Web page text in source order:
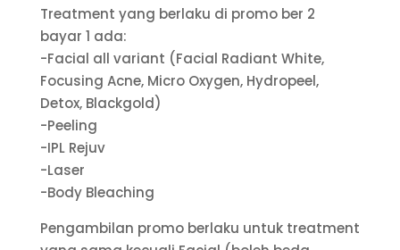
Treatment yang berlaku di promo ber 2
bayar 1 ada:
-Facial all variant (Facial Radiant White,
Focusing Acne, Micro Oxygen, Hydropeel,
Detox, Blackgold)
-Peeling
-IPL Rejuv
-Laser
-Body Bleaching
Pengambilan promo berlaku untuk treatment